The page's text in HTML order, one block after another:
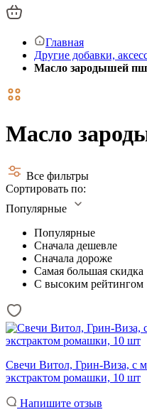
Главная
Другие добавки,
Масло зародышей
Масло
Все фильтры
Сортировать по:
Популярные
Популярные
Сначала дешевле
Сначала дороже
Самая большая скидка
С высоким рейтингом
Свечи Витол, Грин-Виза, с
экстрактом ромашки, 10 шт
Напишите отзыв